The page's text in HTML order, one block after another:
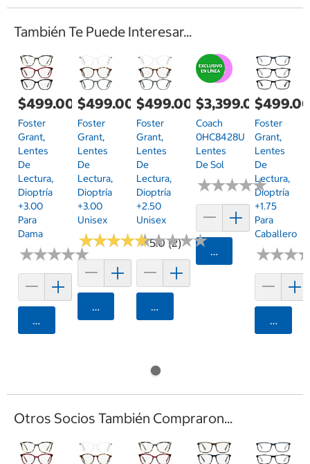
También Te Puede Interesar...
$499.00
Foster
Grant,
Lentes
De
Lectura,
Dioptría
+3.00
Para
Dama
★★★★★
★★★★★
Agregar
$499.00
Foster
Grant,
Lentes
De
Lectura,
Dioptría
+3.00
Unisex
★★★★★
★★★★★5.0 (2)
Agregar
$499.00
Foster
Grant,
Lentes
De
Lectura,
Dioptría
+2.50
Unisex
★★★★★
★★★★★
Agregar
$3,399.00
Coach
0HC8428U
Lentes
De Sol
★★★★★
★★★★★
Agregar
Foster
Grant,
Lentes
De
Lectura,
Dioptría
+1.75
Para
Caballero
★★★
★★★
Otros Socios También Compraron...